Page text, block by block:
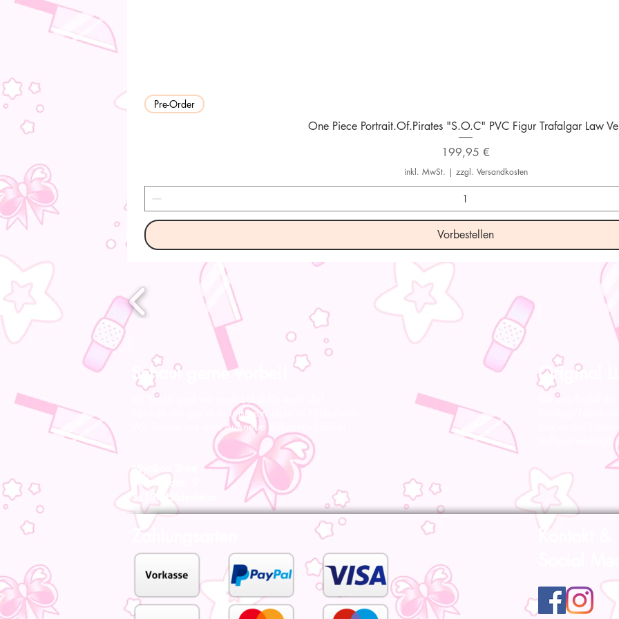
Pre-Order
One Piece Portrait.Of.Pirates "S.O.C" PVC Figur Trafalgar Law
Preis
199,95 €
inkl. MwSt. | zzgl. Versandkosten
Vorbestellen
Schaut gerne vorbei!
Ab Sofort sind wir auch Lokal für euch da!
Besucht uns gerne in unserem Store in Hildesheim,
Wir freuen uns stets auf neue Bekanntschaften!
Original
Bei uns findet
Bootleg/
Uns ist die
MiyoBoo Store
Bernwardstr. 9
31134 Hildesheim
Zahlungsarten
Kontakt &
Social